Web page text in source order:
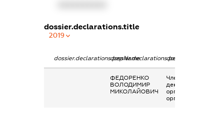
dossier.declarations.title
2019
dossier.declarations.pepNamedossier.declarations.personName
ФЕДОРЕНКО
ВОЛОДИМИР
МИКОЛАЙОВИЧ
Членство суб’єкта
декларування в
організаціях та їх
органах